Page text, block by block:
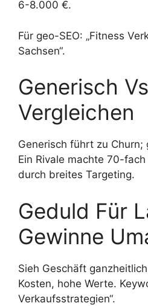
6-8.000 €.
Für geo-SEO: „Fitness
Sachsen“.
Generisch
Vergleichen
Generisch führt zu Churn;
Ein Rivale machte 70-
durch breites Targeting.
Geduld Für
Gewinne
Sieh Geschäft
Kosten, hohe Werte.
Verkaufsstrategien“.